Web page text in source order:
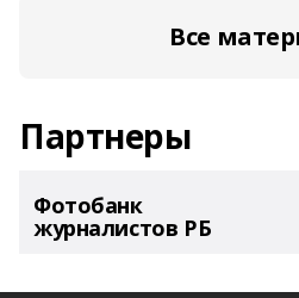
Все
Партнеры
Фотобанк
журналистов РБ